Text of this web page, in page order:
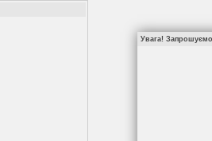
Увага! Запрошуємо